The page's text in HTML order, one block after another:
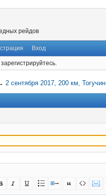
рейдов
Вход
2 сентября 2017, 200 км, Тогучин